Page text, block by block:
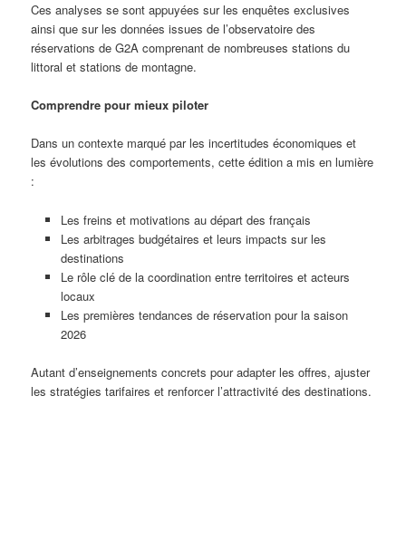
Ces analyses se sont appuyées sur les enquêtes exclusives
ainsi que sur les données issues de l’observatoire des
réservations de G2A comprenant de nombreuses stations du
littoral et stations de montagne.
Comprendre pour mieux piloter
Dans un contexte marqué par les incertitudes économiques et
les évolutions des comportements, cette édition a mis en lumière
:
Les freins et motivations au départ des français
Les arbitrages budgétaires et leurs impacts sur les
destinations
Le rôle clé de la coordination entre territoires et acteurs
locaux
Les premières tendances de réservation pour la saison
2026
Autant d’enseignements concrets pour adapter les offres, ajuster
les stratégies tarifaires et renforcer l’attractivité des destinations.